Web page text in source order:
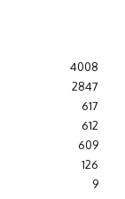
4008
2847
617
612
609
126
9